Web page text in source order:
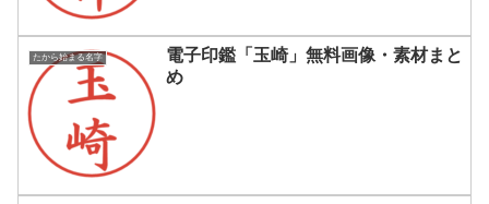
たから始まる名字
電子印鑑「玉崎」無料画像・素材まと
め